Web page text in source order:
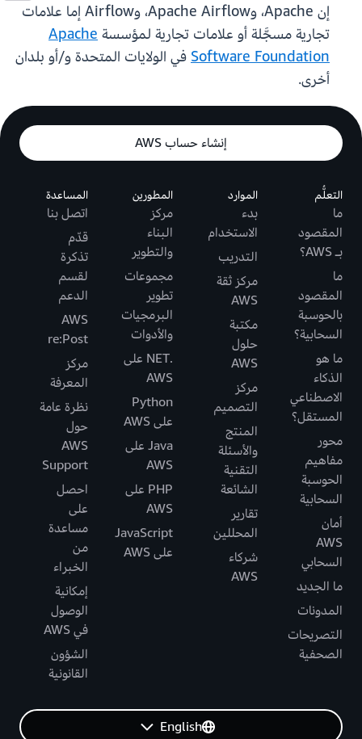
إن Apache، وApache Airflow، وAirflow إما علامات
تجارية مسجَّلة أو علامات تجارية لمؤسسةApache
Software Foundationفي الولايات المتحدة و/أو بلدان
أخرى.
إنشاء حساب AWS
التعلُّم
ما
المقصود
بـ AWS؟
ما
المقصود
بالحوسبة
السحابية؟
ما هو
الذكاء
الاصطناعي
المستقل؟
محور
مفاهيم
الحوسبة
السحابية
أمان
AWS
السحابي
ما الجديد
المدونات
التصريحات
الصحفية
الموارد
بدء
الاستخدام
التدريب
مركز ثقة
AWS
مكتبة
حلول
AWS
مركز
التصميم
المنتج
والأسئلة
التقنية
الشائعة
تقارير
المحللين
شركاء
AWS
المطورين
مركز
البناء
والتطوير
مجموعات
تطوير
البرمجيات
والأدوات
.NET على
AWS
Python
على AWS
Java على
AWS
PHP على
AWS
JavaScript
على AWS
المساعدة
اتصل بنا
قدّم
تذكرة
لقسم
الدعم
AWS
re:Post
مركز
المعرفة
نظرة عامة
حول
AWS
Support
احصل
على
مساعدة
من
الخبراء
إمكانية
الوصول
في AWS
الشؤون
القانونية
English